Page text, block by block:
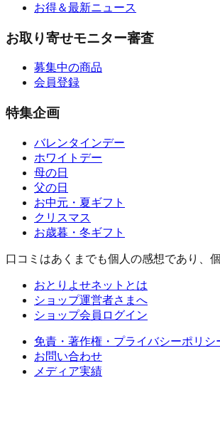
お得＆最新ニュース
お取り寄せモニター審査
募集中の商品
会員登録
特集企画
バレンタインデー
ホワイトデー
母の日
父の日
お中元・夏ギフト
クリスマス
お歳暮・冬ギフト
口コミはあくまでも個人の感想であり、
おとりよせネットとは
ショップ運営者さまへ
ショップ会員ログイン
免責・著作権・プライバシーポリシ
お問い合わせ
メディア実績